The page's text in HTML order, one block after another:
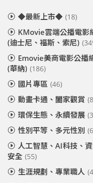
◆最新上市◆ (18)
KMovie雲端公播電影
(迪士尼、福斯、索尼)
Emovie美商電影公播
(華納) (186)
國片專區 (46)
動畫卡通、闔家觀賞
環保生態、永續發展
性別平等、多元性別
人工智慧、AI科技、
安全 (55)
生涯規劃、專業職人